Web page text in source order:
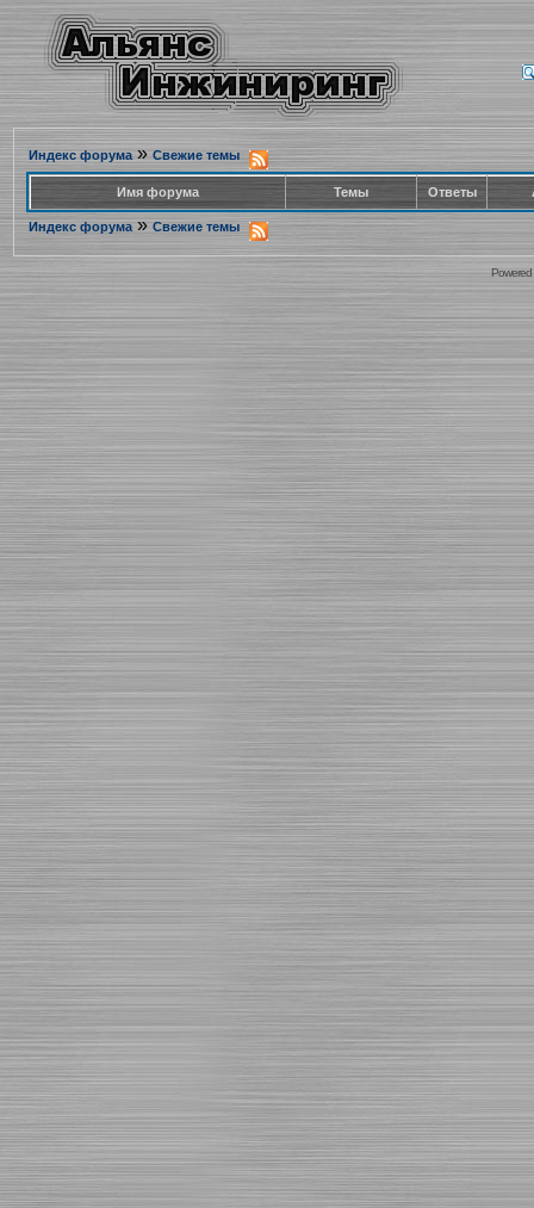
Индекс форума» Свежие темы
Имя форума Темы Ответы
Индекс форума » Свежие темы